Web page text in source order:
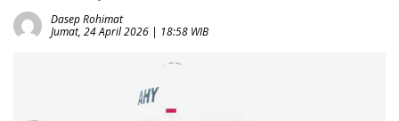
Dasep Rohimat
Jumat, 24 April 2026 | 18:58 WIB